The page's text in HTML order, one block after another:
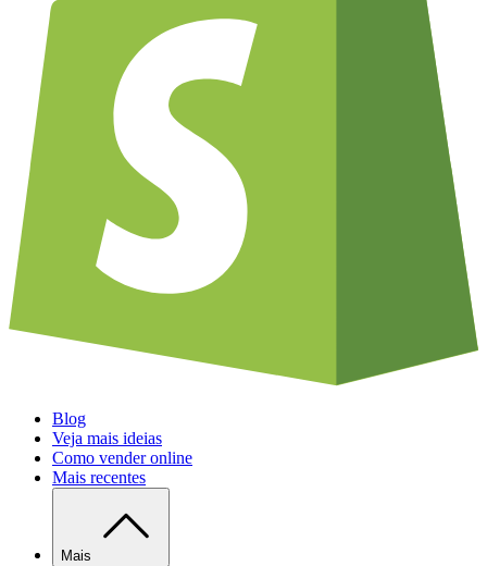
Blog
Veja mais ideias
Como vender online
Mais recentes
Mais